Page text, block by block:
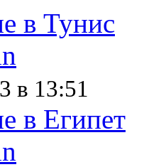
в Тунис
в 13:51
в Египет